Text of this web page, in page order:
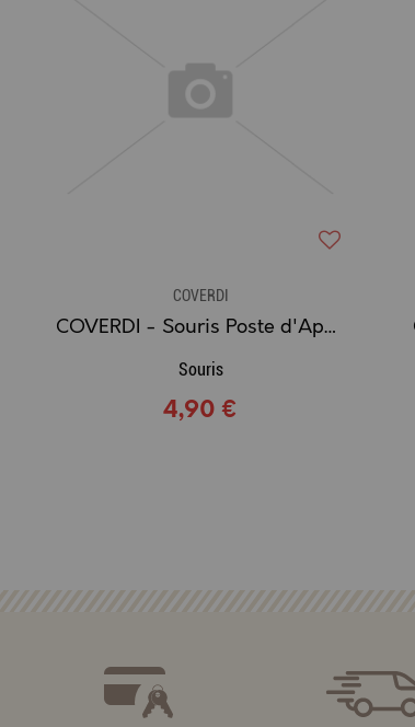
COVERDI
COVERDI - Souris Poste d'Appâtage sécurisé
Souris
4,90 €